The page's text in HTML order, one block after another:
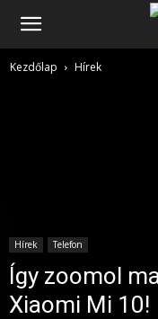
Kezdőlap Hírek
Hírek Telefon
Így zoomol
Xiaomi Mi 10!